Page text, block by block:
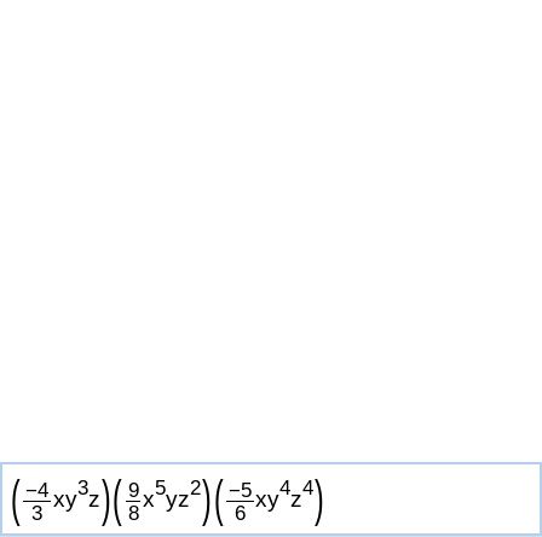
( −4
3
xy3z)( 9
8
x5yz2)( −5
6
xy4z4)